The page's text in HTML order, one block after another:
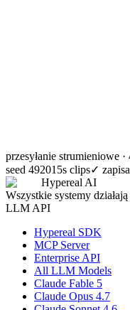
przesyłanie strumieniowe
seed 49201 5s clips✓
Hypereal AI
Wszystkie systemy działają
LLM API
Hypereal SDK
MCP Server
Enterprise API
All LLM Models
Claude Fable 5
Claude Opus 4.7